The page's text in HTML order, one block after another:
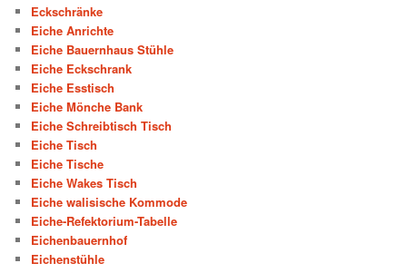
Eckschränke
Eiche Anrichte
Eiche Bauernhaus Stühle
Eiche Eckschrank
Eiche Esstisch
Eiche Mönche Bank
Eiche Schreibtisch Tisch
Eiche Tisch
Eiche Tische
Eiche Wakes Tisch
Eiche walisische Kommode
Eiche-Refektorium-Tabelle
Eichenbauernhof
Eichenstühle